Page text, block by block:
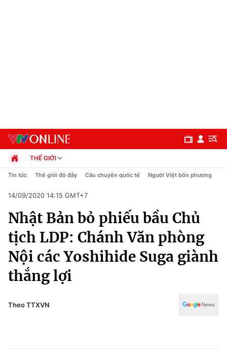
Chuyên mục
Chính trị
Xã hội
THẾ GIỚI
Chính trị
Pháp luật
Kinh tế
Thể thao
Truyền hình
Văn hóa - Giải trí
Đời sống
Giáo dục
Tin tức Thế giới đó đây Câu chuyện quốc tế Người Việt bốn phương
14/09/2020 14:15 GMT+7
Nhật Bản bỏ phiếu bầu Chủ
tịch LDP: Chánh Văn phòng
Nội các Yoshihide Suga giành
thắng lợi
Theo TTXVN